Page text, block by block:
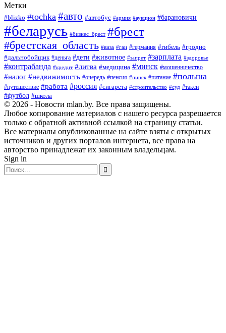
Метки
#blizko #tochka #авто #автобус #армия #аукцион #барановичи
#беларусь #бизнес_брест #брест
#брестская_область #виза #гаи #германия #гибель #гродно
#дальнобойщик #деньга #дети #животное #запрет #зарплата #здоровье
#контрабанда #кредит #литва #медицина #минск #мошенничество
#налог #недвижимость #очередь #пенсия #пинск #питание #польша
#путешествие #работа #россия #сигарета #строительство #суд #такси
#футбол #школа
© 2026 - Новости mlan.by. Все права защищены.
Любое копирование материалов с нашего ресурса разрешается
только с обратной активной ссылкой на страницу статьи.
Все материалы опубликованные на сайте взяты с открытых
источников и других порталов интернета, все права на
авторство принадлежат их законным владельцам.
Sign in